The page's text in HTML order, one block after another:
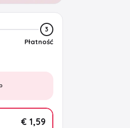
3
Płatność
€ 1,59